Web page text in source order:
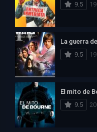
9.5
9.5
El mito de
9.5